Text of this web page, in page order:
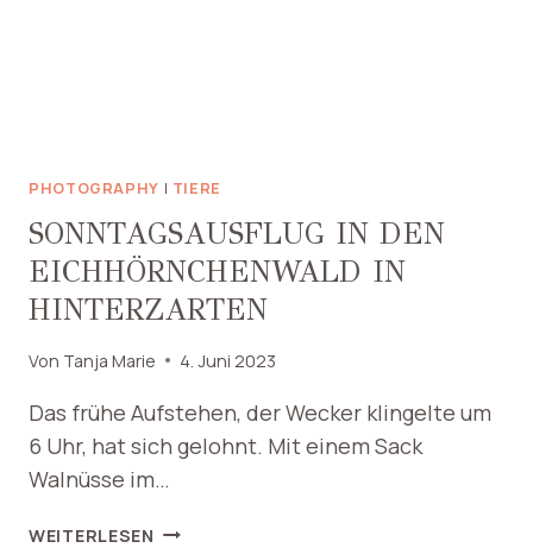
PHOTOGRAPHY | TIERE
SONNTAGSAUSFLUG IN DEN
EICHHÖRNCHENWALD IN
HINTERZARTEN
Von Tanja Marie 4. Juni 2023
Das frühe Aufstehen, der Wecker klingelte um
6 Uhr, hat sich gelohnt. Mit einem Sack
Walnüsse im…
WEITERLESEN SONNTAGSAUSFLUG